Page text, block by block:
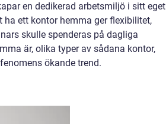
en dedikerad arbetsmiljö i sitt eget
ett kontor hemma ger flexibilitet,
skulle spenderas på dagliga
är, olika typer av sådana kontor,
ökande trend.